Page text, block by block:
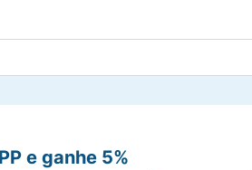
e ganhe 5%